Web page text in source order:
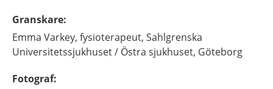
Granskare:
Emma Varkey, fysioterapeut, Sahlgrenska
Universitetssjukhuset / Östra sjukhuset, Göteborg
Fotograf: